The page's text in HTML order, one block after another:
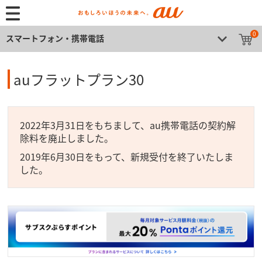
スマートフォン・携帯電話 0
auフラットプラン30
2022年3月31日をもちまして、au携帯電話の契約解
除料を廃止しました。
2019年6月30日をもって、新規受付を終了いたしま
した。